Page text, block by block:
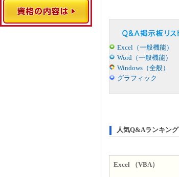
Excel（一般機能）
Word（一般機能）
Windows（全般）
グラフィック
人気Q&Aランキング
Excel （VBA）